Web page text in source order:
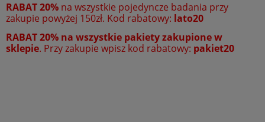
RABAT 20% na wszystkie pojedyncze badania przy
zakupie powyżej 150zł. Kod rabatowy: lato20
RABAT 20% na wszystkie pakiety zakupione w
sklepie. Przy zakupie wpisz kod rabatowy: pakiet20